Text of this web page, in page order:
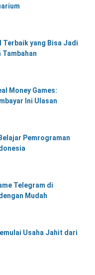
Terbaik yang Bisa Jadi
Tambahan
Money Games:
Ini Ulasan
Pemrograman
Telegram di
Mudah
Usaha Jahit dari